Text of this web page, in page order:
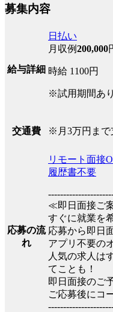
募集内容
給与詳細
日払い
月収例200,000
時給 1100円
※試用期間あ
交通費 ※月3万円まで
応募の流
れ
リモート面接
履歴書不要
≪即日面接ご
すぐに就業を
応募から即日
アプリ不要の
人気の求人は
てことも！
即日面接のご
ご応募後にコ